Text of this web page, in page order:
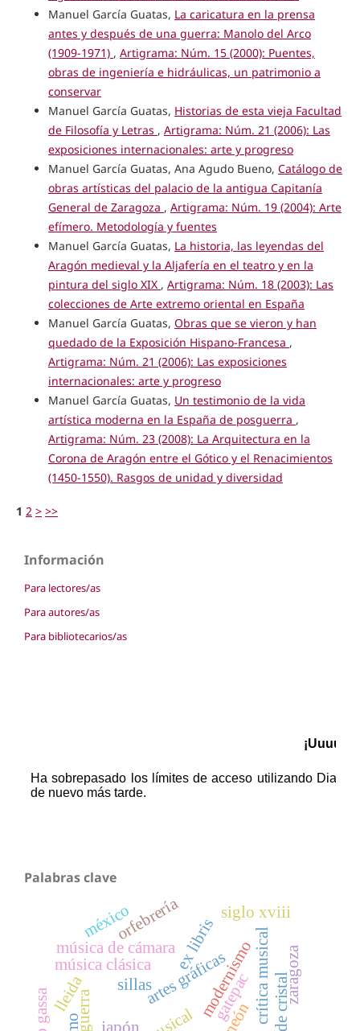
Manuel García Guatas, La caricatura en la prensa
antes y después de una guerra: Manolo del Arco
(1909-1971) , Artigrama: Núm. 15 (2000): Puentes,
obras de ingeniería e hidráulicas, un patrimonio a
conservar
Manuel García Guatas, Historias de esta vieja Facultad
de Filosofía y Letras , Artigrama: Núm. 21 (2006): Las
exposiciones internacionales: arte y progreso
Manuel García Guatas, Ana Agudo Bueno, Catálogo de
obras artísticas del palacio de la antigua Capitanía
General de Zaragoza , Artigrama: Núm. 19 (2004): Arte
efímero. Metodología y fuentes
Manuel García Guatas, La historia, las leyendas del
Aragón medieval y la Aljafería en el teatro y en la
pintura del siglo XIX , Artigrama: Núm. 18 (2003): Las
colecciones de Arte extremo oriental en España
Manuel García Guatas, Obras que se vieron y han
quedado de la Exposición Hispano-Francesa ,
Artigrama: Núm. 21 (2006): Las exposiciones
internacionales: arte y progreso
Manuel García Guatas, Un testimonio de la vida
artística moderna en la España de posguerra ,
Artigrama: Núm. 23 (2008): La Arquitectura en la
Corona de Aragón entre el Gótico y el Renacimientos
(1450-1550). Rasgos de unidad y diversidad
1 2 > >>
Información
Para lectores/as
Para autores/as
Para bibliotecarios/as
Palabras clave
modernismo
artes gráficas
ex libris
música clásica crítica musical
música de cámara
sillas gatepac
neón
lleida
orfebrería siglo xviii
japón
méxico
zaragoza